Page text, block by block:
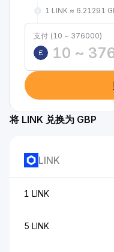
1 LINK ≈ 6.21291
支付 (10 ~ 376000)
£
将 LINK 兑换为 GBP
LINK
1 LINK
5 LINK